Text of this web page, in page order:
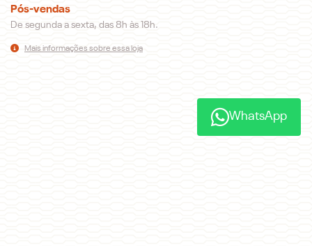
Pós-vendas
De segunda a sexta, das 8h às 18h.
Mais informações sobre essa loja
WhatsApp